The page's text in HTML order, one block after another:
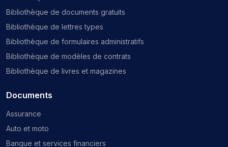
Documents
Assurance
Auto et moto
Banque et services financiers
Bibliothèque de documents gratuits
Bibliothèque de lettres types
Bibliothèque de formulaires administratifs
Bibliothèque de modèles de contrats
Bibliothèque de livres et magazines